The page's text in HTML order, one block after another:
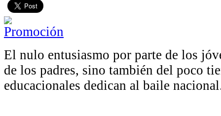
El nulo entusiasmo por parte de los
de los padres, sino también del poco
educacionales dedican al baile